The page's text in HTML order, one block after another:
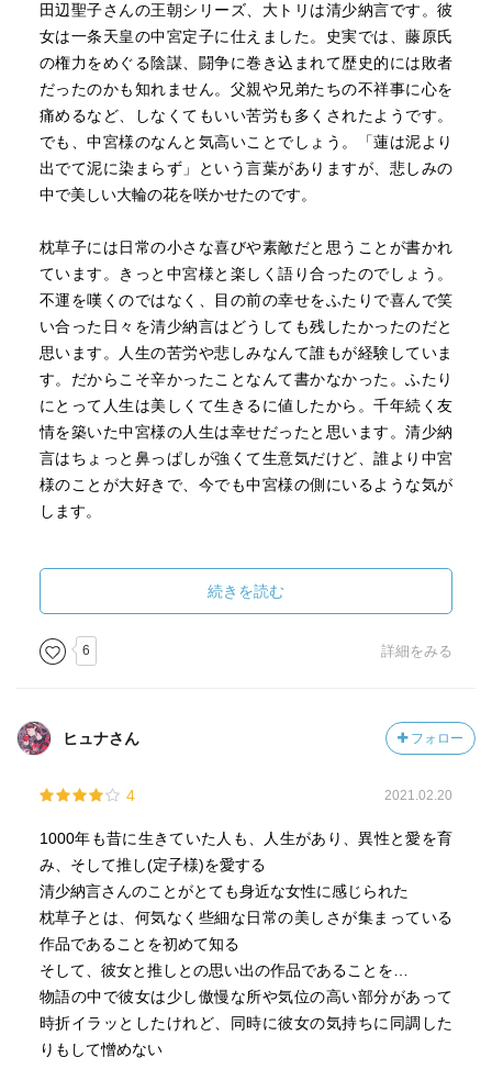
田辺聖子さんの王朝シリーズ、大トリは清少納言です。彼
女は一条天皇の中宮定子に仕えました。史実では、藤原氏
の権力をめぐる陰謀、闘争に巻き込まれて歴史的には敗者
だったのかも知れません。父親や兄弟たちの不祥事に心を
痛めるなど、しなくてもいい苦労も多くされたようです。
でも、中宮様のなんと気高いことでしょう。「蓮は泥より
出でて泥に染まらず」という言葉がありますが、悲しみの
中で美しい大輪の花を咲かせたのです。
枕草子には日常の小さな喜びや素敵だと思うことが書かれ
ています。きっと中宮様と楽しく語り合ったのでしょう。
不運を嘆くのではなく、目の前の幸せをふたりで喜んで笑
い合った日々を清少納言はどうしても残したかったのだと
思います。人生の苦労や悲しみなんて誰もが経験していま
す。だからこそ辛かったことなんて書かなかった。ふたり
にとって人生は美しくて生きるに値したから。千年続く友
情を築いた中宮様の人生は幸せだったと思います。清少納
言はちょっと鼻っぱしが強くて生意気だけど、誰より中宮
様のことが大好きで、今でも中宮様の側にいるような気が
します。
続きを読む
6 詳細をみる
ヒュナさん フォロー
4 2021.02.20
1000年も昔に生きていた人も、人生があり、異性と愛を育
み、そして推し(定子様)を愛する
清少納言さんのことがとても身近な女性に感じられた
枕草子とは、何気なく些細な日常の美しさが集まっている
作品であることを初めて知る
そして、彼女と推しとの思い出の作品であることを…
物語の中で彼女は少し傲慢な所や気位の高い部分があって
時折イラッとしたけれど、同時に彼女の気持ちに同調した
りもして憎めない